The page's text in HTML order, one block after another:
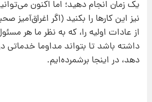
یک زمان انجام دهید؛ اما اکنون
نیز این کارها را بکنید (اگر اغراق‌آمیز
از عادات اولیه را، که به نظر ما هر
داشته باشد تا بتواند مداوما خدماتی
دهد، در اینجا برشمرده‌ایم.